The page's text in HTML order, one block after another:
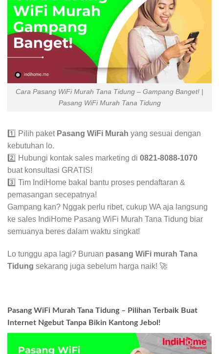
Cara Pasang WiFi Murah Tana Tidung – Gampang Banget! |
Pasang WiFi Murah Tana Tidung
1️⃣ Pilih paket Pasang WiFi Murah yang sesuai dengan
kebutuhan lo.
2️⃣ Hubungi kontak sales marketing di 0821-8088-1070
buat konsultasi GRATIS!
3️⃣ Tim IndiHome bakal bantu proses pendaftaran &
pemasangan secepatnya!
Gampang kan? Nggak perlu ribet, cukup WA aja langsung
ke sales IndiHome Pasang WiFi Murah Tana Tidung biar
semuanya beres dalam waktu singkat!
Lo tunggu apa lagi? Buruan pasang WiFi murah Tana
Tidung sekarang juga sebelum harga naik! 🚀
Pasang WiFi Murah Tana Tidung – Pilihan Terbaik Buat
Internet Ngebut Tanpa Bikin Kantong Jebol!